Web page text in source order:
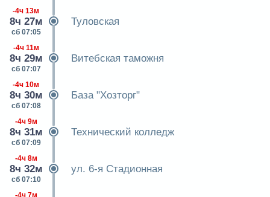
-4ч 13м
8ч 27м
сб 07:05
Туловская
-4ч 11м
8ч 29м
сб 07:07
Витебская таможня
-4ч 10м
8ч 30м
сб 07:08
База "Хозторг"
-4ч 9м
8ч 31м
сб 07:09
Технический колледж
-4ч 8м
8ч 32м
сб 07:10
ул. 6-я Стадионная
-4ч 7м